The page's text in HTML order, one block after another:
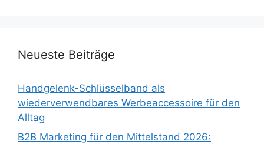
Neueste Beiträge
Handgelenk-Schlüsselband als
wiederverwendbares Werbeaccessoire für den
Alltag
B2B Marketing für den Mittelstand 2026: